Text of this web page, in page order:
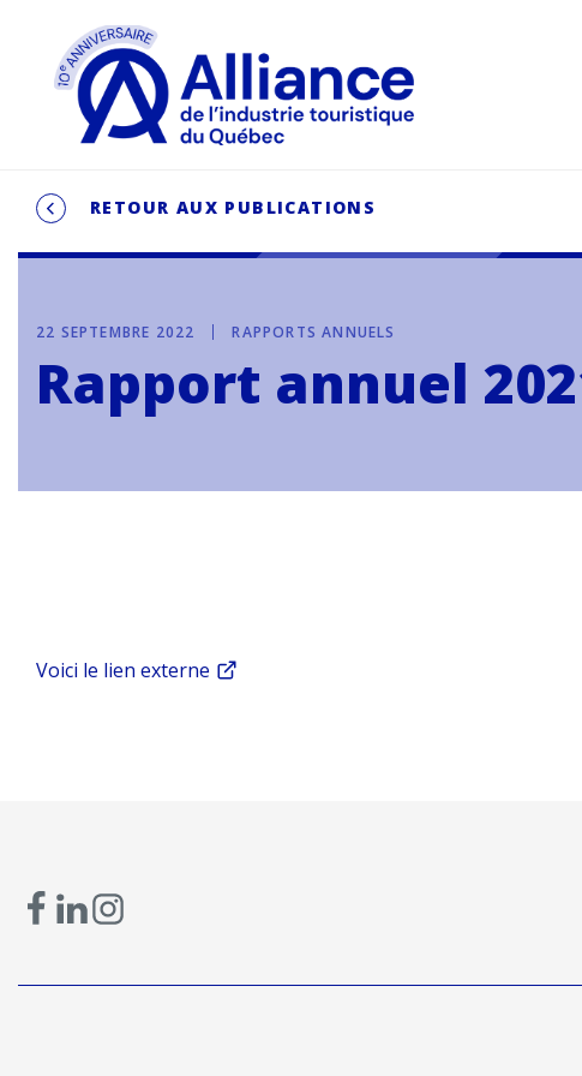
RETOUR AUX PUBLICATIONS
22 SEPTEMBRE 2022 RAPPORTS ANNUELS
Rapport annuel
Voici le lien externe